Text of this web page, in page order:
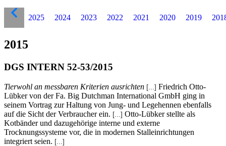
2025 2024 2023 2022 2021 2020 2019
2015
DGS INTERN 52-53/2015
Tierwohl an messbaren Kriterien ausrichten [...] Friedrich Otto-
Lübker von der Fa. Big Dutchman International GmbH ging in
seinem Vortrag zur Haltung von Jung- und Legehennen ebenfalls
auf die Sicht der Verbraucher ein. [...] Otto-Lübker stellte als
Kotbänder und dazugehörige interne und externe
Trocknungssysteme vor, die in modernen Stalleinrichtungen
integriert seien. [...]